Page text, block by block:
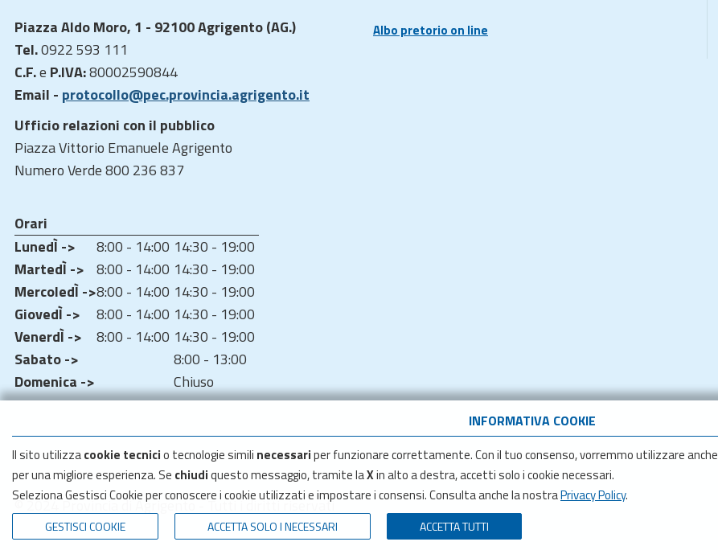
INFORMATIVA COOKIE
Il sito utilizzacookie tecnicio tecnologie simili necessariper funzionare correttamente. Con il tuo consenso, vorremmo utilizzare anche
per una migliore esperienza. Se chiudiquesto messaggio, tramite laXin alto a destra, accetti solo i cookie necessari.
Seleziona Gestisci Cookie per conoscere i cookie utilizzati e impostare i consensi. Consulta anche la nostraPrivacy Policy.
GESTISCI COOKIE ACCETTA SOLO I NECESSARI ACCETTA TUTTI
Piazza Aldo Moro, 1 - 92100 Agrigento (AG.)
Tel.0922 593 111
C.F.e P.IVA:80002590844
Email - protocollo@pec.provincia.agrigento.it
Ufficio relazioni con il pubblico
Piazza Vittorio Emanuele Agrigento
Numero Verde 800 236 837
Orari
LunedÌ ->
8:00 - 14:00 14:30 - 19:00
MartedÌ -> 8:00 - 14:00 14:30 - 19:00
MercoledÌ ->8:00 - 14:00 14:30 - 19:00
GiovedÌ ->
8:00 - 14:00 14:30 - 19:00
VenerdÌ ->
8:00 - 14:00 14:30 - 19:00
Sabato ->
8:00 - 13:00
Domenica ->
Chiuso
Albo pretorio on line
© 2024 Provincia di Agrigento - Tutti i diritti riservati